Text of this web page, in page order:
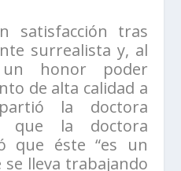
satisfacción tras
surrealista y, al
honor poder
de alta calidad a
la doctora
que la doctora
que éste “es un
lleva trabajando